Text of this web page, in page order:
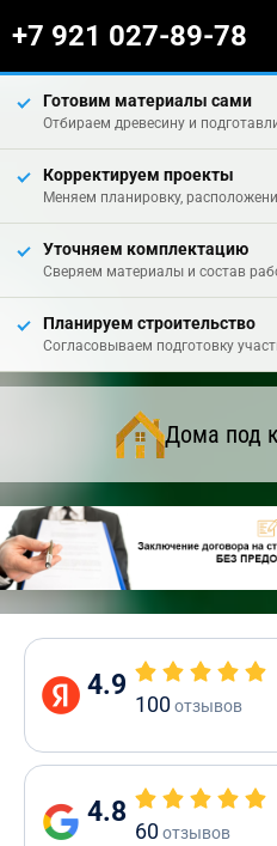
+7 921 027-89-78
Готовим материалы сами
Отбираем древесину и
Корректируем проекты
Меняем планировку,
Уточняем комплектацию
Сверяем материалы и состав
Планируем строительство
Согласовываем подготовку
Дома под
4.9
100отзывов
4.8
60отзывов